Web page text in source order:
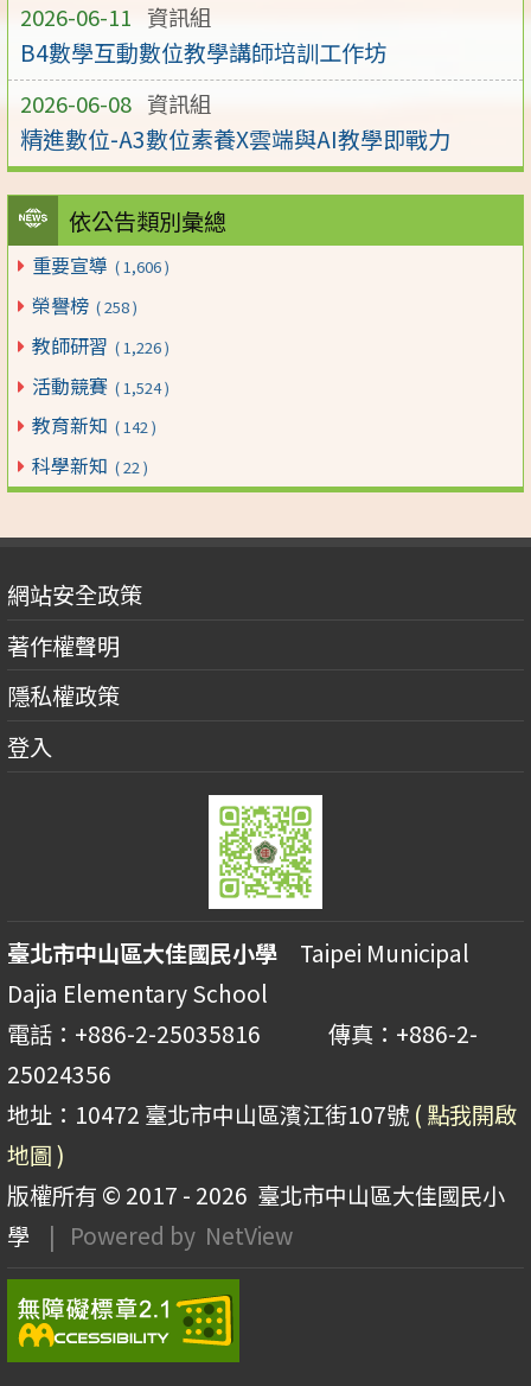
2026-06-11 資訊組
B4數學互動數位教學講師培訓工作坊
2026-06-08 資訊組
精進數位-A3數位素養X雲端與AI教學即戰力
依公告類別彙總
重要宣導 ( 1,606 )
榮譽榜 ( 258 )
教師研習 ( 1,226 )
活動競賽 ( 1,524 )
教育新知 ( 142 )
科學新知 ( 22 )
網站安全政策
著作權聲明
隱私權政策
登入
臺北市中山區大佳國民小學 Taipei Municipal
Dajia Elementary School
電話：+886-2-25035816 傳真：+886-2-
25024356
地址：10472 臺北市中山區濱江街107號 ( 點我開啟
地圖 )
版權所有 © 2017 - 2026 臺北市中山區大佳國民小
學
| Powered by NetView